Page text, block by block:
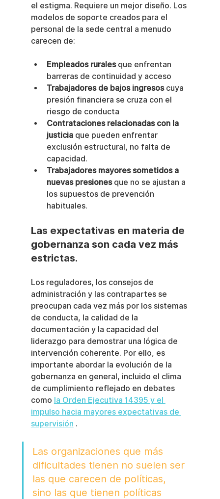
el estigma. Requiere un mejor diseño. Los
modelos de soporte creados para el
personal de la sede central a menudo
carecen de:
Empleados rurales que enfrentan
barreras de continuidad y acceso
Trabajadores de bajos ingresos cuya
presión financiera se cruza con el
riesgo de conducta
Contrataciones relacionadas con la
justicia que pueden enfrentar
exclusión estructural, no falta de
capacidad.
Trabajadores mayores sometidos a
nuevas presiones que no se ajustan a
los supuestos de prevención
habituales.
Las expectativas en materia de
gobernanza son cada vez más
estrictas.
Los reguladores, los consejos de
administración y las contrapartes se
preocupan cada vez más por los sistemas
de conducta, la calidad de la
documentación y la capacidad del
liderazgo para demostrar una lógica de
intervención coherente. Por ello, es
importante abordar la evolución de la
gobernanza en general, incluido el clima
de cumplimiento reflejado en debates
como la Orden Ejecutiva 14395 y el
impulso hacia mayores expectativas de
supervisión .
Las organizaciones que más
dificultades tienen no suelen ser
las que carecen de políticas,
sino las que tienen políticas